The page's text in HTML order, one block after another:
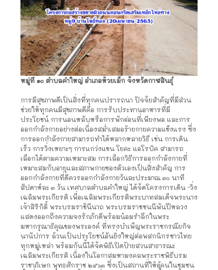
หมู่ที่ ๑๐ ตำบลคำใหญ่ อำเภอห้วยเม็ก จังหวัดกาฬสินธุ์
การมีสุขภาพดีเป็นสิ่งที่ทุกคนปรารถนา ปัจจัยสำคัญที่มีส่วน
ช่วยให้ทุกคนมีสุขภาพดีคือ การรับประทานอาหารที่มี
ประโยชน์ การนอนหลับหรือการพักผ่อนที่เพียงพอ และการ
ออกกำลังกายอย่างต่อเนื่องสม่ำเสมอร้ายกายความแข็งแรง ซึ่ง
การออกกำลังกายสามารถทำได้หลากหลายวิธี เช่น การเดิน
เร็ว การวิ่งเหยาะๆ การแกว่งแขน โยคะ แอโรบิค สามารถ
เลือกได้ตามความเหมาะสม การเลือกวิธีการออกกำลังกายที่
เหมาะสมกับอายุและสภาพกายของตัวเองเป็นสิ่งสำคัญ การ
ออกกำลังกายที่ดีควรออกกำลังกายวันละประมาณ ๓๐ นาที
สัปดาห์ละ ๓ วัน เทศบาลตำบลคำใหญ่ ได้จัดโครงการเดิน -วิ่ง
เฉลิมพระเกียรติ เพื่อเฉลิมพระเกียรติพระบาทสมเด็จพระนาง
เจ้าสิริกิติ์ พระบรมราชินีนาถ พระบรมราชชนนีพันปีหลวง
แสดงออกถึงความจงรักภักดีพร้อมน้อมรำลึกในพระ
มหากรุณาธิคุณของพระองค์ ที่ทรงบำเพ็ญพระราชกรณียกิจ
นานัปการ ล้วนเป็นประโยชน์อันยิ่งใหญ่ต่อพสกนิกรชาวไทย
ทุกหมู่เหล่า พร้อมกันนี้ได้จัดพิธีเปิดป้ายสวนสาธารณะ
เฉลิมพระเกียรติ เนื่องในโอกาสมหามงคลพระราชพิธีบรม
ราชาภิเษก พุทธศักราช ๒๕๖๓ ซึ่งเป็นสถานที่ให้ผู้คนในชุมชน